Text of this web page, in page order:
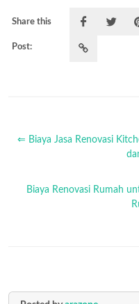
Share this
Post:
⇐ Biaya Jasa Renovasi
Biaya Renovasi Rumah